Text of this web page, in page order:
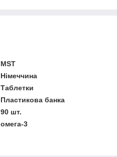
MST
Німеччина
Таблетки
Пластикова банка
90 шт.
омега-3